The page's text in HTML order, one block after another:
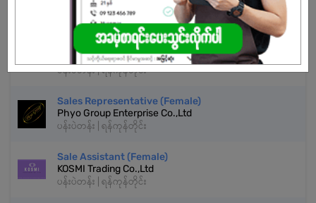
နောက်ထပ်အလားတူအလုပ်များ
အရောင်းဝန်ထမ်း
Shwe Taik Wholesales & Retail Center
ပန်းပဲတန်း | ရန်ကုန်တိုင်း
Sales Representative (Female)
Phyo Group Enterprise Co.,Ltd
ပန်းပဲတန်း | ရန်ကုန်တိုင်း
Sale Assistant (Female)
KOSMI Trading Co.,Ltd
ပန်းပဲတန်း | ရန်ကုန်တိုင်း